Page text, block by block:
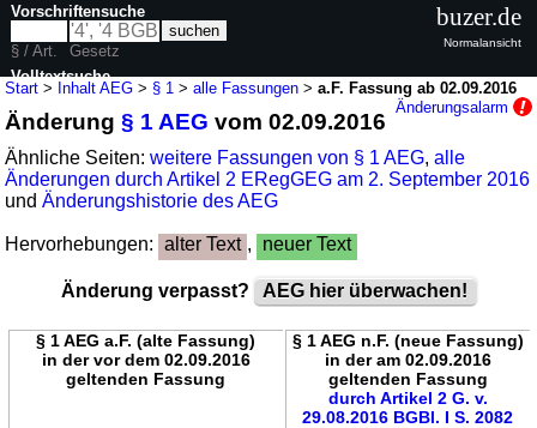
Start > Inhalt AEG > § 1 >alle Fassungen >a.F. Fassung ab 02.09.2016
Änderungsalarm
Änderung§ 1 AEG vom 02.09.2016
Ähnliche Seiten:weitere Fassungen von § 1 AEG,alle
Änderungen durch Artikel 2 ERegGEG am 2. September 2016
undÄnderungshistorie des AEG
Hervorhebungen: alter Text , neuer Text
Änderung verpasst? AEG hier überwachen!
§ 1 AEG a.F. (alte Fassung)
in der vor dem 02.09.2016
geltenden Fassung
§ 1 AEG n.F. (neue Fassung)
in der am 02.09.2016
geltenden Fassung
durch Artikel 2 G. v.
29.08.2016 BGBl. I S. 2082
Vorschriftensuche
§ / Art.
Gesetz
Volltextsuche
nur in AEG
buzer.de
Normalansicht